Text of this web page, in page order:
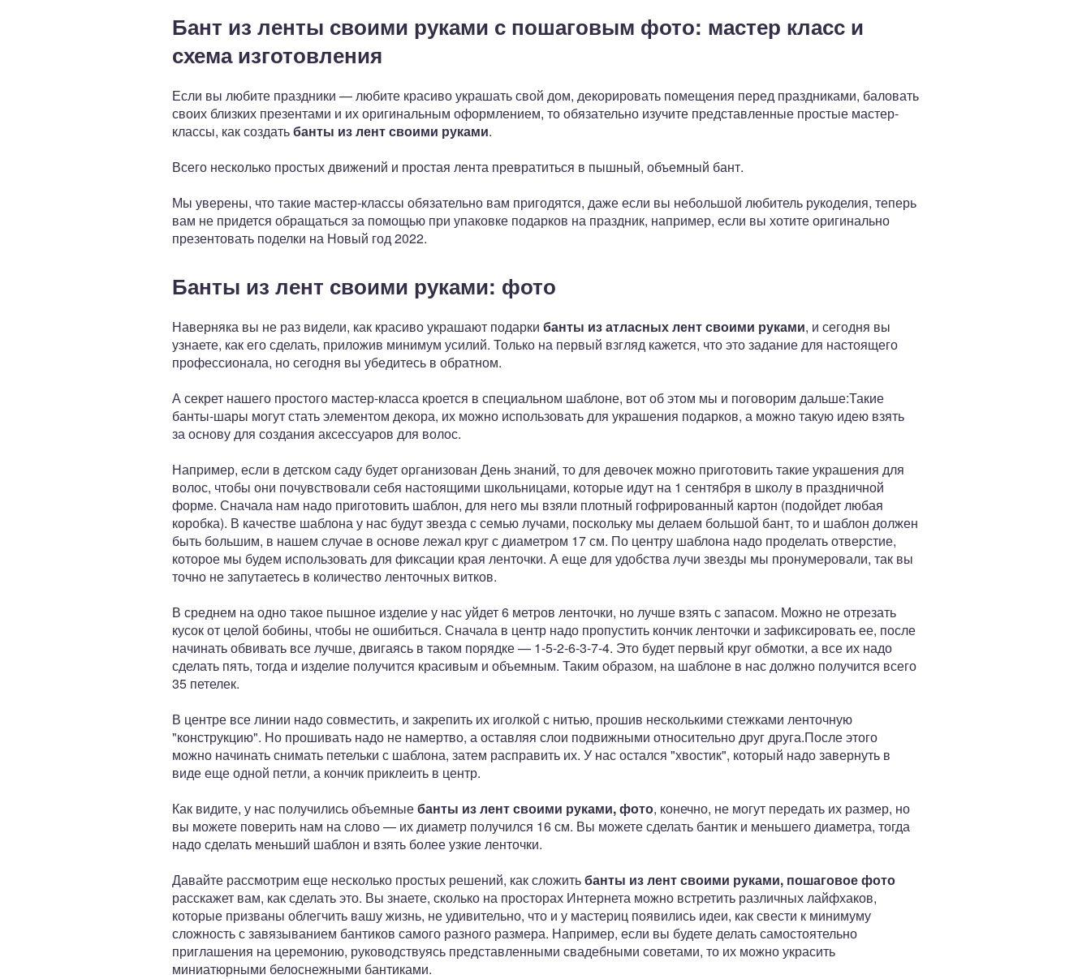
Бант из ленты своими руками с пошаговым фото: мастер класс и
схема изготовления
Если вы любите праздники — любите красиво украшать свой дом, декорировать помещения перед праздниками, баловать
своих близких презентами и их оригинальным оформлением, то обязательно изучите представленные простые мастер-
классы, как создатьбанты из лент своими руками.
Всего несколько простых движений и простая лента превратиться в пышный, объемный бант.
Мы уверены, что такие мастер-классы обязательно вам пригодятся, даже если вы небольшой любитель рукоделия, теперь
вам не придется обращаться за помощью при упаковке подарков на праздник, например, если вы хотите оригинально
презентовать поделки на Новый год 2022.
Банты из лент своими руками: фото
Наверняка вы не раз видели, как красиво украшают подарки банты из атласных лент своими руками, и сегодня вы
узнаете, как его сделать, приложив минимум усилий. Только на первый взгляд кажется, что это задание для настоящего
профессионала, но сегодня вы убедитесь в обратном.
А секрет нашего простого мастер-класса кроется в специальном шаблоне, вот об этом мы и поговорим дальше:Такие
банты-шары могут стать элементом декора, их можно использовать для украшения подарков, а можно такую идею взять
за основу для создания аксессуаров для волос.
Например, если в детском саду будет организован День знаний, то для девочек можно приготовить такие украшения для
волос, чтобы они почувствовали себя настоящими школьницами, которые идут на 1 сентября в школу в праздничной
форме. Сначала нам надо приготовить шаблон, для него мы взяли плотный гофрированный картон (подойдет любая
коробка). В качестве шаблона у нас будут звезда с семью лучами, поскольку мы делаем большой бант, то и шаблон должен
быть большим, в нашем случае в основе лежал круг с диаметром 17 см. По центру шаблона надо проделать отверстие,
которое мы будем использовать для фиксации края ленточки. А еще для удобства лучи звезды мы пронумеровали, так вы
точно не запутаетесь в количество ленточных витков.
В среднем на одно такое пышное изделие у нас уйдет 6 метров ленточки, но лучше взять с запасом. Можно не отрезать
кусок от целой бобины, чтобы не ошибиться. Сначала в центр надо пропустить кончик ленточки и зафиксировать ее, после
начинать обвивать все лучше, двигаясь в таком порядке — 1-5-2-6-3-7-4. Это будет первый круг обмотки, а все их надо
сделать пять, тогда и изделие получится красивым и объемным. Таким образом, на шаблоне в нас должно получится всего
35 петелек.
В центре все линии надо совместить, и закрепить их иголкой с нитью, прошив несколькими стежками ленточную
"конструкцию". Но прошивать надо не намертво, а оставляя слои подвижными относительно друг друга.После этого
можно начинать снимать петельки с шаблона, затем расправить их. У нас остался "хвостик", который надо завернуть в
виде еще одной петли, а кончик приклеить в центр.
Как видите, у нас получились объемныебанты из лент своими руками, фото, конечно, не могут передать их размер, но
вы можете поверить нам на слово — их диаметр получился 16 см. Вы можете сделать бантик и меньшего диаметра, тогда
надо сделать меньший шаблон и взять более узкие ленточки.
Давайте рассмотрим еще несколько простых решений, как сложитьбанты из лент своими руками, пошаговое фото
расскажет вам, как сделать это. Вы знаете, сколько на просторах Интернета можно встретить различных лайфхаков,
которые призваны облегчить вашу жизнь, не удивительно, что и у мастериц появились идеи, как свести к минимуму
сложность с завязыванием бантиков самого разного размера. Например, если вы будете делать самостоятельно
приглашения на церемонию, руководствуясь представленными свадебными советами, то их можно украсить
миниатюрными белоснежными бантиками.